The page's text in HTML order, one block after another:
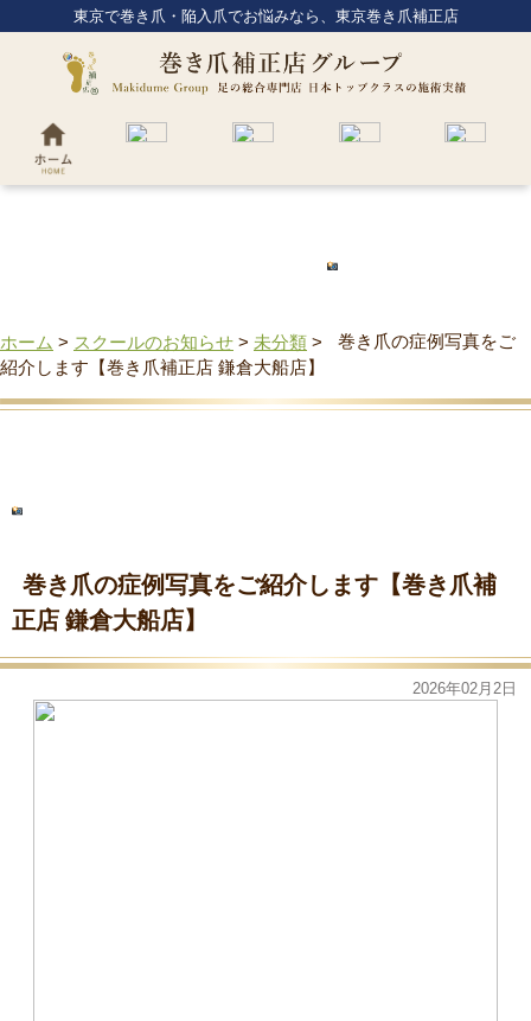
東京で巻き爪・陥入爪でお悩みなら、東京巻き爪補正店
ホーム > スクールのお知らせ > 未分類 >
巻き爪の症例写真をご
紹介します【巻き爪補正店 鎌倉大船店】
巻き爪の症例写真をご紹介します【巻き爪補
正店 鎌倉大船店】
2026年02月2日